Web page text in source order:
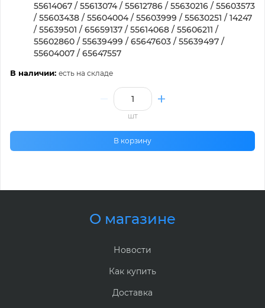
55614067 / 55613074 / 55612786 / 55630216 / 55603573
/ 55603438 / 55604004 / 55603999 / 55630251 / 14247
/ 55639501 / 65659137 / 55614068 / 55606211 /
55602860 / 55639499 / 65647603 / 55639497 /
55604007 / 65647557
В наличии: есть на складе
шт
В корзину
О магазине
Новости
Как купить
Доставка